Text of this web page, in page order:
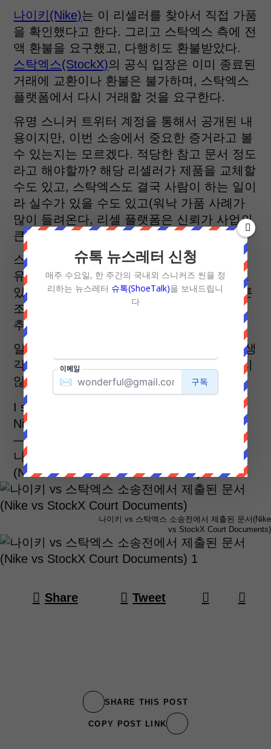
나이키(Nike)는 이 리셀러를 찾아서 직접 가품
을 확인했다고 한다. 그리고 스탁엑스 측에 전
액 환불을 요구했고, 다행히도 환불받았다.
스탁엑스(StockX)의 공식 입장은 이미 종료된
거래에 교환이나 환불은 불가하며, 스탁엑스
플랫폼에서 다시 거래할 것을 요구한다.
유명 스니커 트위터 계정을 통해서 공개된 내
용이지만, 이번 소송에서 중요한 증거라고 볼
수 있는지는 모르겠다. 적당한 참고 문서 정도
라고 해야할까? 해당 리셀러가 제품을 교체할
수도 있고, 스탁엑스도 결국 사람이 하는 일이
라 실수가 있을 수도 있고(워낙 가품 사례가
많이 들려온다, 리셀 플랫폼은 신뢰가 사업의
큰 핵심인데 무너지고 있….).
스탁엑스가 해당 리셀러에게 전액 환불한 이
유도 그 리셀러가 큰손이라서 그럴 가능성도
있겠다, 다른 가품 구매 항의자에게는 별다른
조치를 안 한 것으로 보이니까. 뭐, 이런저런
추측은 다양하게 갖다 붙일 수 있다.
일단, 기다리자. 나이키에 유리한 문서라고 생
각할 수도 있는데, 스탁엑스도 뭐라도 내놓지
않겠는가?
I said Nike x StockX like it’s a collab 😂 it’s
Nike v. StockX of course
— sockjig (@sockjig)
나이키 vs 스탁엑스 소송전에서 제출된 문서
(Nike vs StockX Court Documents)
나이키 vs 스탁엑스 소송전에서 제출된 문서(Nike
vs StockX Court Documents)
Share Tweet
SHARE THIS POST
COPY POST LINK
슈톡 뉴스레터 신청
매주 수요일, 한 주간의 국내외 스니커즈 씬을 정
리하는 뉴스레터 슈톡(ShoeTalk)을 보내드립니
다